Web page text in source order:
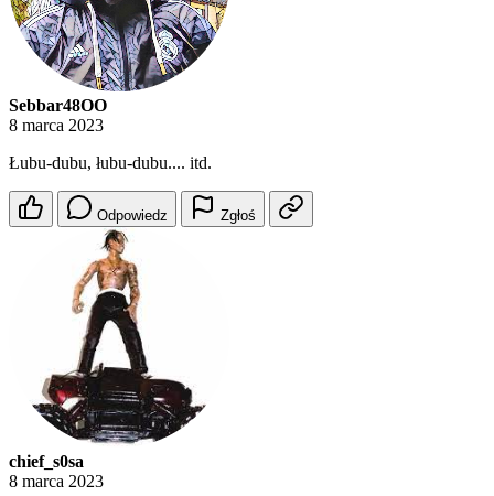
Sebbar48OO
8 marca 2023
Łubu-dubu, łubu-dubu.... itd.
Odpowiedz Zgłoś
chief_s0sa
8 marca 2023